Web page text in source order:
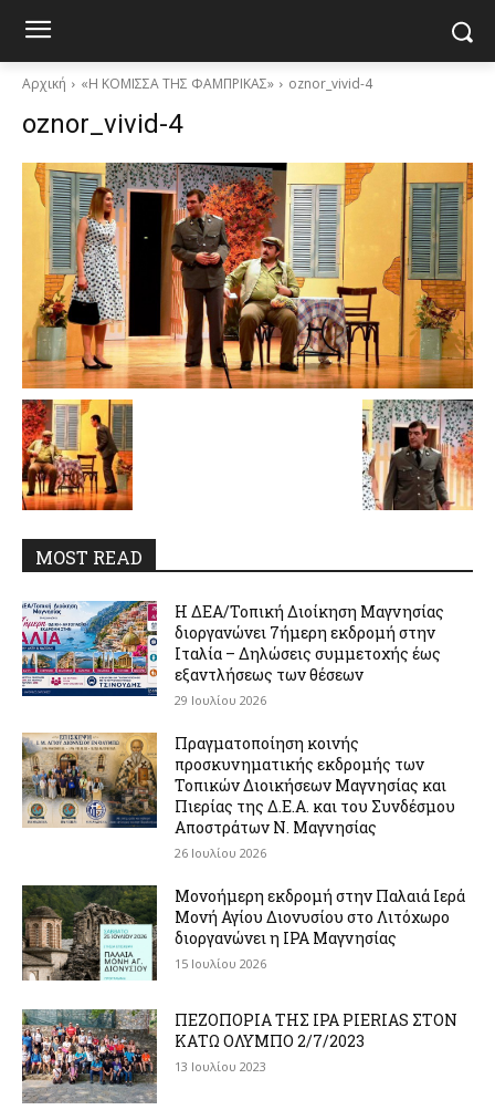
Αρχική «Η ΚΟΜΙΣΣΑ ΤΗΣ ΦΑΜΠΡΙΚΑΣ» oznor_vivid-4
oznor_vivid-4
MOST READ
Η ΔΕΑ/Τοπική Διοίκηση Μαγνησίας
διοργανώνει 7ήμερη εκδρομή στην
Ιταλία – Δηλώσεις συμμετοχής έως
εξαντλήσεως των θέσεων
29 Ιουλίου 2026
Πραγματοποίηση κοινής
προσκυνηματικής εκδρομής των
Τοπικών Διοικήσεων Μαγνησίας και
Πιερίας της Δ.Ε.Α. και του Συνδέσμου
Αποστράτων Ν. Μαγνησίας
26 Ιουλίου 2026
Μονοήμερη εκδρομή στην Παλαιά Ιερά
Μονή Αγίου Διονυσίου στο Λιτόχωρο
διοργανώνει η IPA Μαγνησίας
15 Ιουλίου 2026
ΠΕΖΟΠΟΡΙΑ ΤΗΣ IPA PIERIAS ΣΤΟΝ
ΚΑΤΩ ΟΛΥΜΠΟ 2/7/2023
13 Ιουλίου 2023